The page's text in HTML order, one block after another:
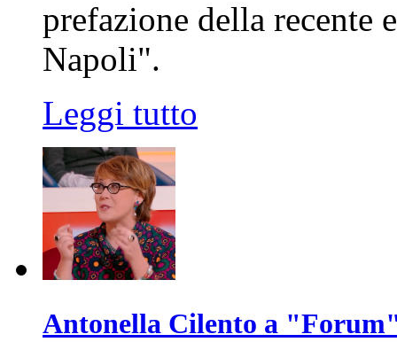
prefazione della recente
Napoli".
Leggi tutto
Antonella Cilento a